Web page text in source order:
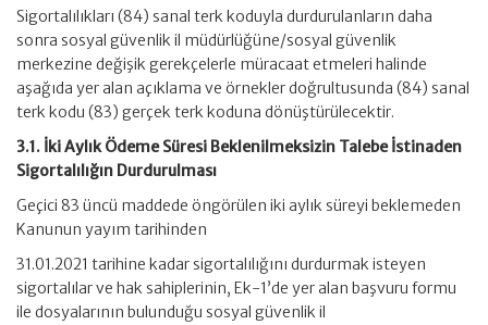
Sigortalılıkları (84) sanal terk koduyla durdurulanların daha
sonra sosyal güvenlik il müdürlüğüne/sosyal güvenlik
merkezine değişik gerekçelerle müracaat etmeleri halinde
aşağıda yer alan açıklama ve örnekler doğrultusunda (84) sanal
terk kodu (83) gerçek terk koduna dönüştürülecektir.
3.1. İki Aylık Ödeme Süresi Beklenilmeksizin Talebe İstinaden
Sigortalılığın Durdurulması
Geçici 83 üncü maddede öngörülen iki aylık süreyi beklemeden
Kanunun yayım tarihinden
31.01.2021 tarihine kadar sigortalılığını durdurmak isteyen
sigortalılar ve hak sahiplerinin, Ek-1’de yer alan başvuru formu
ile dosyalarının bulunduğu sosyal güvenlik il